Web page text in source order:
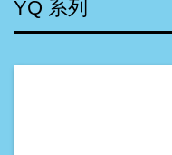
YQ 系列